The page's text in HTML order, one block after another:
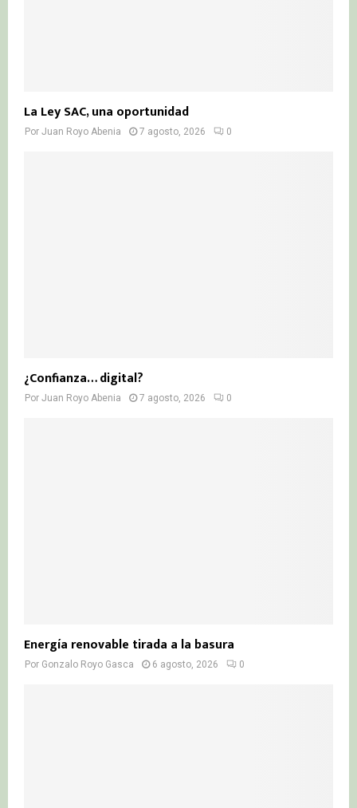
La Ley SAC, una oportunidad
Por Juan Royo Abenia 7 agosto, 2026 0
¿Confianza… digital?
Por Juan Royo Abenia 7 agosto, 2026 0
Energía renovable tirada a la basura
Por Gonzalo Royo Gasca 6 agosto, 2026 0